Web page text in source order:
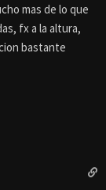
mas de lo que
fx a la altura,
bastante